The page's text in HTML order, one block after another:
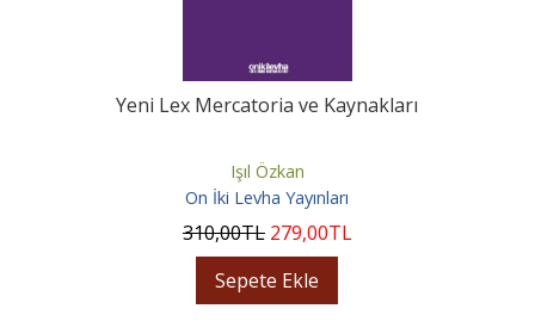
Yeni Lex Mercatoria ve Kaynakları
Işıl Özkan
On İki Levha Yayınları
310,00TL 279,00TL
Sepete Ekle